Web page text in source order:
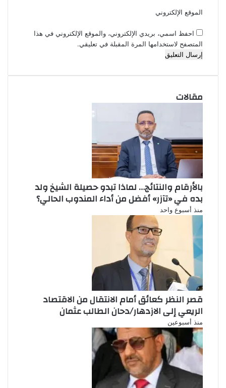
الموقع الإلكتروني
احفظ اسمي، بريدي الإلكتروني، والموقع الإلكتروني في هذا
المتصفح لاستخدامها المرة المقبلة في تعليقي.
مقالات
بالأرقام والنتائج… لماذا تبدو حصيلة الشيخ ولد
بده في «تآزر» أفضل من أداء المندوب الحالي؟
منذ أسبوع واحد
قصر النظر كعائق أمام الانتقال من الاقتصاد
الريعي إلى الازدهار/دحان الطالب عثمان
منذ أسبوعين